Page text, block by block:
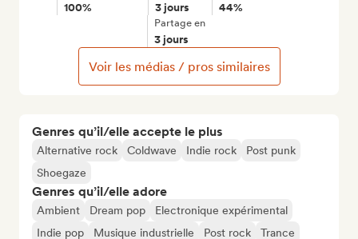
Genres qu’il/elle accepte le plus
Alternative rock Coldwave Indie rock
Post punk
Shoegaze
Genres qu’il/elle adore
Ambient Dream pop
Electronique expérimental
Indie pop
Musique industrielle Post rock
Trance
100% 3 jours 44%
Partage en
3 jours
Voir les médias / pros similaires